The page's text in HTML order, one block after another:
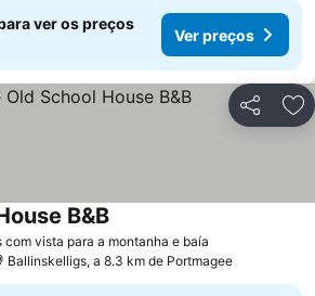
ver os preços
Ver preços
Partilhar
com vista para a montanha e baía
B&B
Ballinskelligs, a 8.3 km de Portmagee